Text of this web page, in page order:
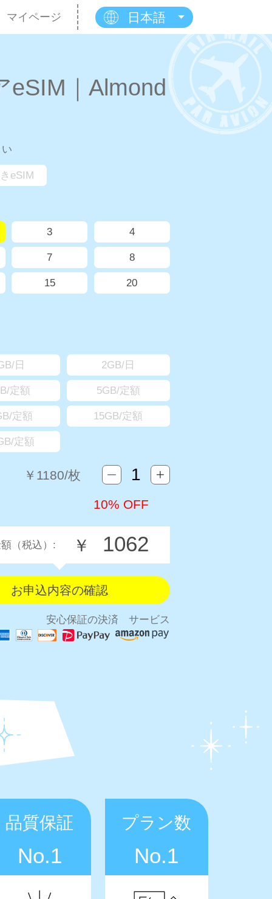
マイページ 日本語
eSIM｜Almond
eSIM
3 4
7 8
15 20
日 2GB/日
定額 5GB/定額
定額 15GB/定額
定額
￥ 1180/枚
10% OFF
（税込）: ￥ 1062
安心保証の決済 サービス
品質保証
No.1
プラン数
No.1